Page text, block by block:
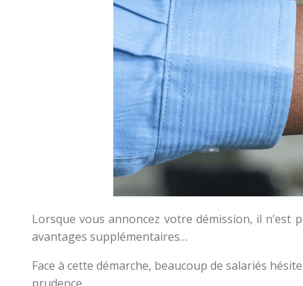
Lorsque vous annoncez votre démission, il
avantages supplémentaires…
Face à cette démarche, beaucoup de salariés